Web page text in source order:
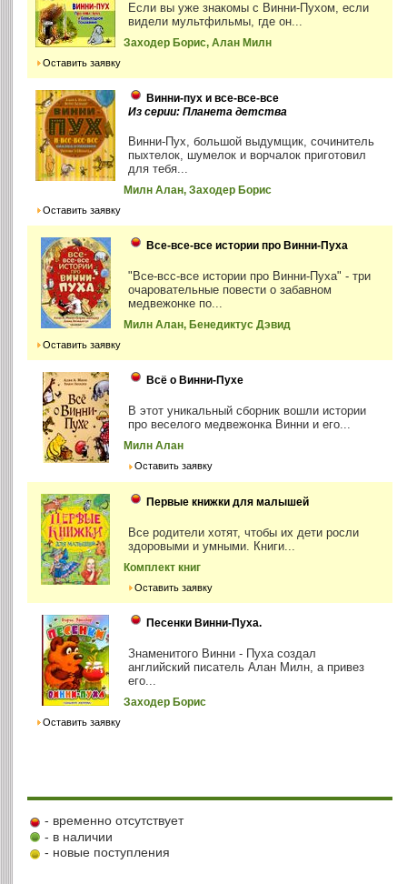
Если вы уже знакомы с Винни-Пухом, если
видели мультфильмы, где он...
Заходер Борис, Алан Милн
Оставить заявку
Винни-пух и все-все-все
Из серии: Планета детства
Винни-Пух, большой выдумщик, сочинитель
пыхтелок, шумелок и ворчалок приготовил
для тебя...
Милн Алан, Заходер Борис
Оставить заявку
Все-все-все истории про Винни-Пуха
"Все-всс-все истории про Винни-Пуха" - три
очаровательные повести о забавном
медвежонке по...
Милн Алан, Бенедиктус Дэвид
Оставить заявку
Всё о Винни-Пухе
В этот уникальный сборник вошли истории
про веселого медвежонка Винни и его...
Милн Алан
Оставить заявку
Первые книжки для малышей
Все родители хотят, чтобы их дети росли
здоровыми и умными. Книги...
Комплект книг
Оставить заявку
Песенки Винни-Пуха.
Знаменитого Винни - Пуха создал
английский писатель Алан Милн, а привез
его...
Заходер Борис
Оставить заявку
- временно отсутствует
- в наличии
- новые поступления